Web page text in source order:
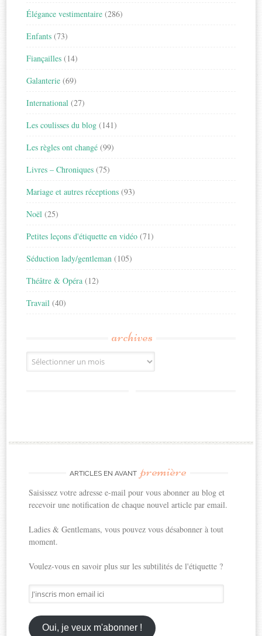
Élégance vestimentaire (286)
Enfants (73)
Fiançailles (14)
Galanterie (69)
International (27)
Les coulisses du blog (141)
Les règles ont changé (99)
Livres – Chroniques (75)
Mariage et autres réceptions (93)
Noël (25)
Petites leçons d'étiquette en vidéo (71)
Séduction lady/gentleman (105)
Théâtre & Opéra (12)
Travail (40)
archives
Archives
ARTICLES EN AVANT première
Saisissez votre adresse e-mail pour vous abonner au blog et
recevoir une notification de chaque nouvel article par email.
Ladies & Gentlemans, vous pouvez vous désabonner à tout
moment.
Voulez-vous en savoir plus sur les subtilités de l'étiquette ?
J'inscris
mon
email
ici
Oui, je veux m'abonner !